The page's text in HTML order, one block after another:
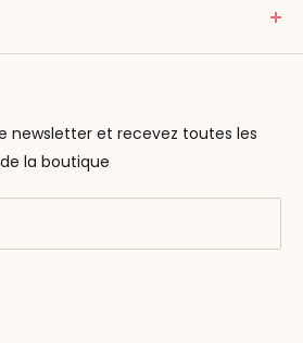
spirit.com
newsletter et recevez toutes les
la boutique